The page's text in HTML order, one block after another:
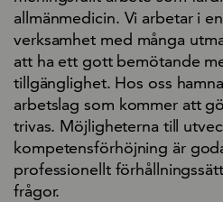
allmänmedicin. Vi arbetar i
verksamhet med många
att ha ett gott bemötande
tillgänglighet. Hos oss
arbetslag som kommer att
trivas. Möjligheterna till
kompetensförhöjning är
professionellt
frågor.